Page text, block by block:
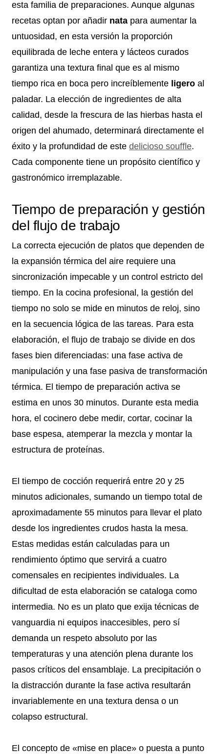
esta familia de preparaciones. Aunque algunas
recetas optan por añadir nata para aumentar la
untuosidad, en esta versión la proporción
equilibrada de leche entera y lácteos curados
garantiza una textura final que es al mismo
tiempo rica en boca pero increíblemente ligero al
paladar. La elección de ingredientes de alta
calidad, desde la frescura de las hierbas hasta el
origen del ahumado, determinará directamente el
éxito y la profundidad de este delicioso souffle.
Cada componente tiene un propósito científico y
gastronómico irremplazable.
Tiempo de preparación y gestión
del flujo de trabajo
La correcta ejecución de platos que dependen de
la expansión térmica del aire requiere una
sincronización impecable y un control estricto del
tiempo. En la cocina profesional, la gestión del
tiempo no solo se mide en minutos de reloj, sino
en la secuencia lógica de las tareas. Para esta
elaboración, el flujo de trabajo se divide en dos
fases bien diferenciadas: una fase activa de
manipulación y una fase pasiva de transformación
térmica. El tiempo de preparación activa se
estima en unos 30 minutos. Durante esta media
hora, el cocinero debe medir, cortar, cocinar la
base espesa, atemperar la mezcla y montar la
estructura de proteínas.
El tiempo de cocción requerirá entre 20 y 25
minutos adicionales, sumando un tiempo total de
aproximadamente 55 minutos para llevar el plato
desde los ingredientes crudos hasta la mesa.
Estas medidas están calculadas para un
rendimiento óptimo que servirá a cuatro
comensales en recipientes individuales. La
dificultad de esta elaboración se cataloga como
intermedia. No es un plato que exija técnicas de
vanguardia ni equipos inaccesibles, pero sí
demanda un respeto absoluto por las
temperaturas y una atención plena durante los
pasos críticos del ensamblaje. La precipitación o
la distracción durante la fase activa resultarán
invariablemente en una textura densa o un
colapso estructural.
El concepto de «mise en place» o puesta a punto